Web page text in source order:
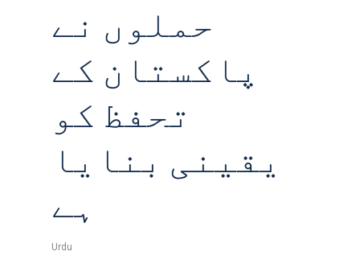
حملوں نے
پاکستان کے
تحفظ کو
یقینی بنایا
ہے
Urdu